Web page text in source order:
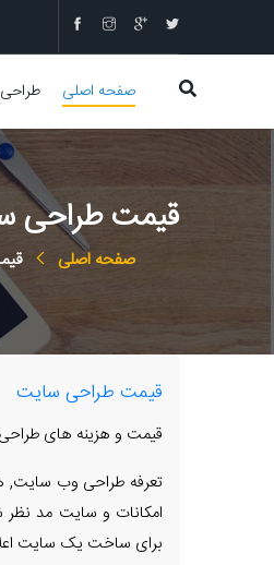
صفحه اصلی
قیمت طراحی
صفحه اصلی
قیمت طراحی سایت
قیمت و هزینه های
تعرفه طراحی وب سایت,
امکانات و سایت مد
برای ساخت یک سایت